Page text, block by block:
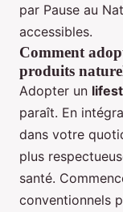
par Pause au
accessibles.
Comment
produits
Adopter un
paraît. En
dans votre
plus
santé.
conventionnels